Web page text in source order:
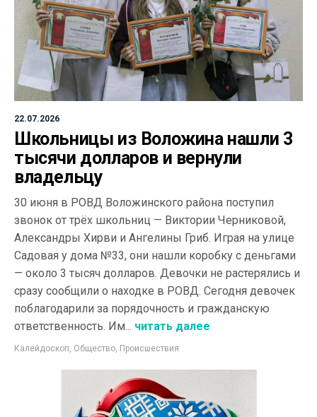
22.07.2026
Школьницы из Воложина нашли 3
тысячи долларов и вернули
владельцу
30 июня в РОВД Воложинского района поступил
звонок от трёх школьниц — Виктории Черниковой,
Александры Хирви и Ангелины Гриб. Играя на улице
Садовая у дома №33, они нашли коробку с деньгами
— около 3 тысяч долларов. Девочки не растерялись и
сразу сообщили о находке в РОВД. Сегодня девочек
поблагодарили за порядочность и гражданскую
ответственность. Им... читать далее
Калейдоскоп, Общество, Происшествия